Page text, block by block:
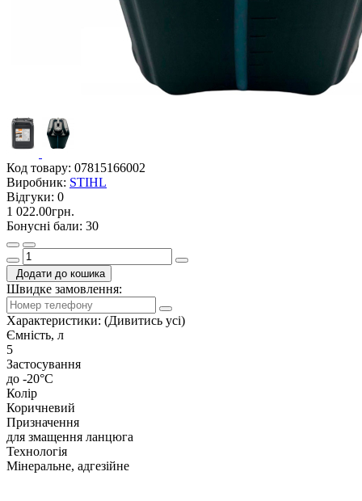
Код товару: 07815166002
Виробник: STIHL
Відгуки: 0
1 022.00грн.
Бонусні бали: 30
Додати до кошика
Швидке замовлення:
Характеристики: (Дивитись усі)
Ємність, л
5
Застосування
до -20°C
Колір
Коричневий
Призначення
для змащення ланцюга
Технологія
Мінеральне, адгезійне